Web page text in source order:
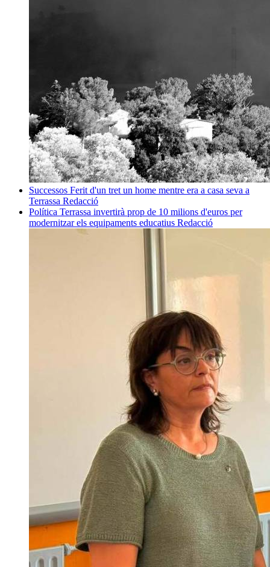
Successos Ferit d'un tret un home mentre era a casa seva a
Terrassa Redacció
Política Terrassa invertirà prop de 10 milions d'euros per
modernitzar els equipaments educatius Redacció